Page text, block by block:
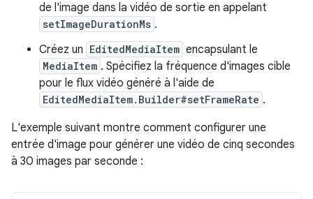
de l'image dans la vidéo de sortie en appelant
setImageDurationMs .
Créez un EditedMediaItem encapsulant le
MediaItem . Spécifiez la fréquence d'images cible
pour le flux vidéo généré à l'aide de
EditedMediaItem.Builder#setFrameRate .
L'exemple suivant montre comment configurer une
entrée d'image pour générer une vidéo de cinq secondes
à 30 images par seconde :